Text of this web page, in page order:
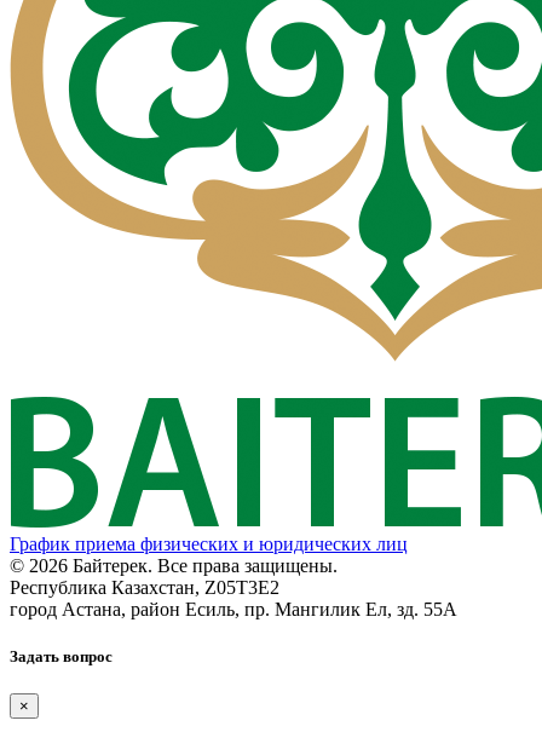
График приема физических и юридических лиц
© 2026 Байтерек. Все права защищены.
Республика Казахстан, Z05T3E2
город Астана, район Есиль, пр. Мангилик Ел, зд. 55А
Задать вопрос
×